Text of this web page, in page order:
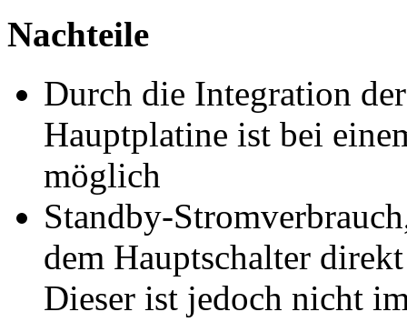
Nachteile
Durch die Integration
Hauptplatine ist bei
möglich
Standby-
dem Hauptschalter
Dieser ist jedoch nicht